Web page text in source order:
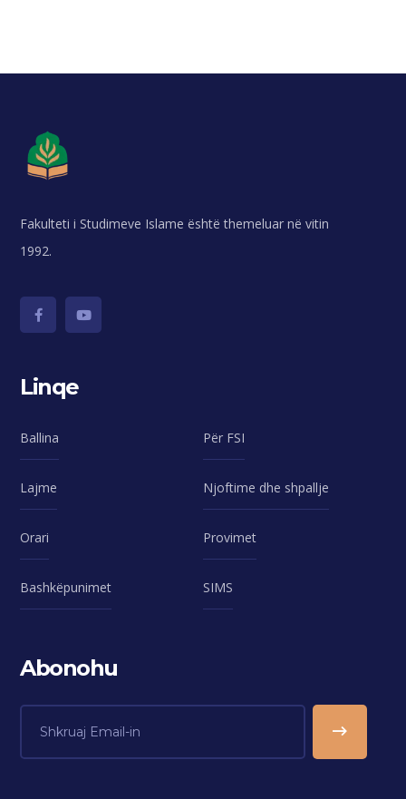
Fakulteti i Studimeve Islame është themeluar në vitin
1992.
Linqe
Ballina Për FSI
Lajme Njoftime dhe shpallje
Orari Provimet
Bashkëpunimet SIMS
Abonohu